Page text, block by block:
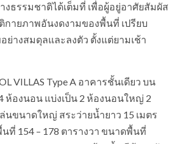
ธรรมชาติได้เต็มที่ เพื่อผู้อยู่อาศัยสัมผัส
ายภาพอันงดงามของพื้นที่ เปรียบ
ย่างสมดุลและลงตัว ตั้งแต่ยามเช้า
VILLAS Type A อาคารชั้นเดียว บน
ห้องนอน แบ่งเป็น 2 ห้องนอนใหญ่ 2
ขนาดใหญ่ สระว่ายน้ำยาว 15 เมตร
ที่ 154 – 178 ตารางวา ขนาดพื้นที่